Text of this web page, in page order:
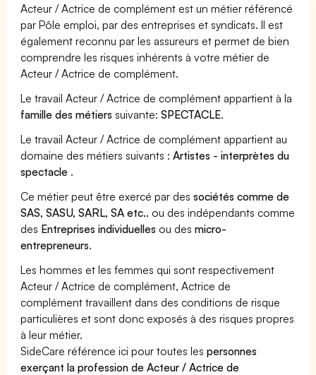
Acteur / Actrice de complément est un métier référencé
par Pôle emploi, par des entreprises et syndicats. Il est
également reconnu par les assureurs et permet de bien
comprendre les risques inhérents à votre métier de
Acteur / Actrice de complément.
Le travail Acteur / Actrice de complément appartient à la
famille des métiers suivante:SPECTACLE.
Le travail Acteur / Actrice de complément appartient au
domaine des métiers suivants :Artistes - interprètes du
spectacle .
Ce métier peut être exercé par dessociétés comme de
SAS, SASU, SARL, SA etc.. ou des indépendants comme
des Entreprises individuelles ou desmicro-
entrepreneurs.
Les hommes et les femmes qui sont respectivement
Acteur / Actrice de complément, Actrice de
complément travaillent dans des conditions de risque
particulières et sont donc exposés à des risques propres
à leur métier.
SideCare référence ici pour toutes lespersonnes
exerçant la profession de Acteur / Actrice de